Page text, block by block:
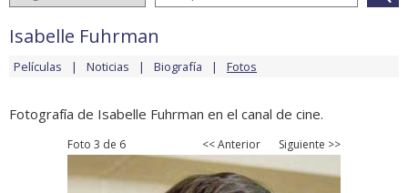
Isabelle Fuhrman
Películas Noticias Biografía Fotos
Fotografía de Isabelle Fuhrman en el canal de cine.
Foto 3 de 6 << Anterior Siguiente >>